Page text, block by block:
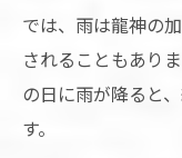
では、雨は龍神の
されることもあり
の日に雨が降ると
す。